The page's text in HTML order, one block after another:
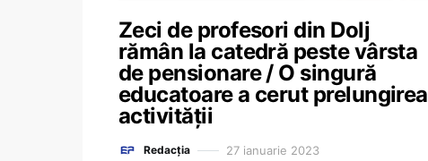
Zeci de profesori din Dolj
rămân la catedră peste vârsta
de pensionare / O singură
educatoare a cerut prelungirea
activității
Redacția 27 ianuarie 2023